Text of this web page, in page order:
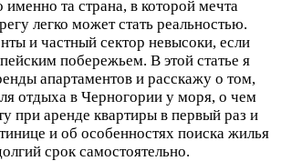
та страна, в которой мечта
легко может стать реальностью.
и частный сектор невысоки, если
побережьем. В этой статье я
апартаментов и расскажу о том,
отдыха в Черногории у моря, о чем
при аренде квартиры в первый раз и
и об особенностях поиска жилья
срок самостоятельно.